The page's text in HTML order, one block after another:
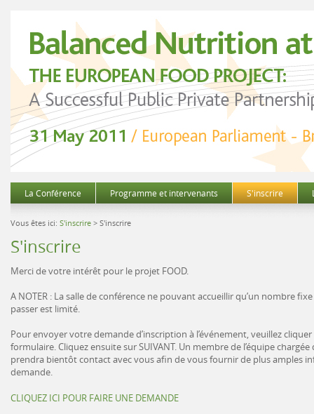
La Conférence Programme et intervenants S'inscrire
Vous êtes ici: S'inscrire > S'inscrire
S'inscrire
Merci de votre intérêt pour le projet FOOD.
A NOTER : La salle de conférence ne pouvant accueillir qu’un nombre
passer est limité.
Pour envoyer votre demande d’inscription à l’événement, veuillez
formulaire. Cliquez ensuite sur SUIVANT. Un membre de l’équipe chargée
prendra bientôt contact avec vous afin de vous fournir de plus amples
demande.
CLIQUEZ ICI POUR FAIRE UNE DEMANDE